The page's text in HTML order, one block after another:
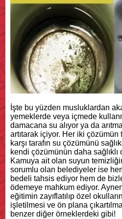
İşte bu yüzden musluklardan
yemeklerde veya içmede
damacana su alıyor ya da
artıtarak içiyor. Her iki
karşı tarafın su çözümünü
kendi çözümünün daha
Kamuya ait olan suyun
sorumlu olan belediyeler ise
bedeli tahsis ediyor hem de
ödemeye mahkum ediyor.
eğitimin zayıflatılıp özel
işletilmesi ve ön plana
benzer diğer örneklerdeki gibi!